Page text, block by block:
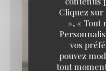
Cliquez sur
», « Tout
vos
pouvez
tout